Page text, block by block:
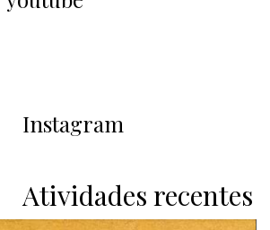
Instagram
Atividades recentes